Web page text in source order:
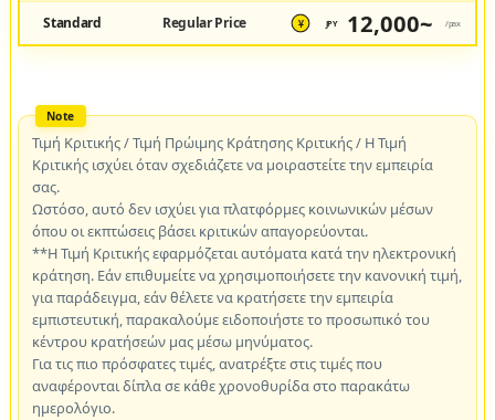
Standard Regular Price ¥ JPY 12,000~ /pax
Τιμή Κριτικής / Τιμή Πρώιμης Κράτησης Κριτικής / Η Τιμή
Κριτικής ισχύει όταν σχεδιάζετε να μοιραστείτε την εμπειρία
σας.
Ωστόσο, αυτό δεν ισχύει για πλατφόρμες κοινωνικών μέσων
όπου οι εκπτώσεις βάσει κριτικών απαγορεύονται.
**Η Τιμή Κριτικής εφαρμόζεται αυτόματα κατά την ηλεκτρονική
κράτηση. Εάν επιθυμείτε να χρησιμοποιήσετε την κανονική τιμή,
για παράδειγμα, εάν θέλετε να κρατήσετε την εμπειρία
εμπιστευτική, παρακαλούμε ειδοποιήστε το προσωπικό του
κέντρου κρατήσεών μας μέσω μηνύματος.
Για τις πιο πρόσφατες τιμές, ανατρέξτε στις τιμές που
αναφέρονται δίπλα σε κάθε χρονοθυρίδα στο παρακάτω
ημερολόγιο.